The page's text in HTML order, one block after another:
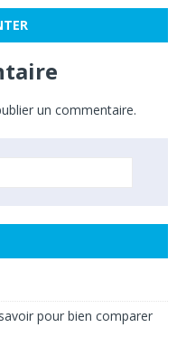
un commentaire.
pour bien comparer